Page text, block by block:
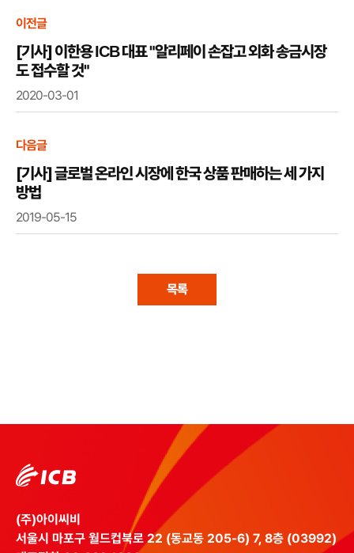
이전글
[기사] 이한용 ICB 대표 "알리페이 손잡고 외화 송금시장
도 접수할 것"
2020-03-01
다음글
[기사] 글로벌 온라인 시장에 한국 상품 판매하는 세 가지
방법
2019-05-15
목록
(주)아이씨비
서울시 마포구 월드컵북로 22 (동교동 205-6) 7, 8층 (03992)